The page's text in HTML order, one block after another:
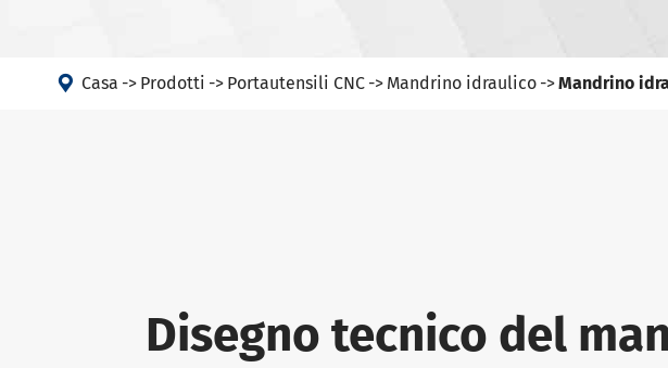
 Casa Prodotti Portautensili CNC Mandrino idraulico Mandrino
Disegno tecnico del